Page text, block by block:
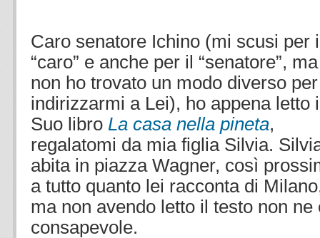
Caro senatore Ichino (mi scusi per
“caro” e anche per il “senatore”, ma
non ho trovato un modo diverso per
indirizzarmi a Lei), ho appena letto
Suo libro La casa nella pineta,
regalatomi da mia figlia Silvia.
abita in piazza Wagner, così
a tutto quanto lei racconta di
ma non avendo letto il testo non ne
consapevole.